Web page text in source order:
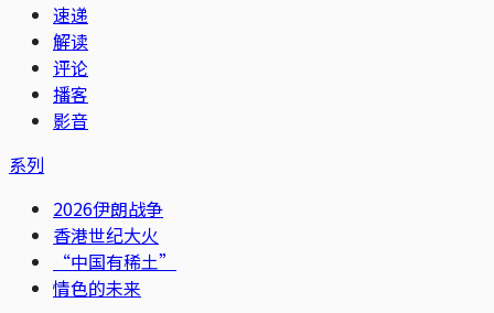
速递
解读
评论
播客
影音
系列
2026伊朗战争
香港世纪大火
“中国有稀土”
情色的未来